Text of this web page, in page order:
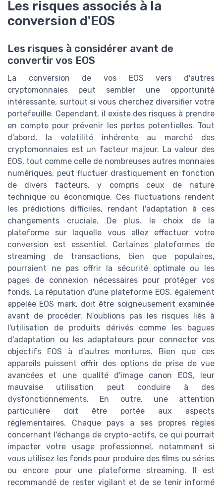
Les risques associés à la
conversion d'EOS
Les risques à considérer avant de
convertir vos EOS
La conversion de vos EOS vers d'autres
cryptomonnaies peut sembler une opportunité
intéressante, surtout si vous cherchez diversifier votre
portefeuille. Cependant, il existe des risques à prendre
en compte pour prévenir les pertes potentielles. Tout
d'abord, la volatilité inhérente au marché des
cryptomonnaies est un facteur majeur. La valeur des
EOS, tout comme celle de nombreuses autres monnaies
numériques, peut fluctuer drastiquement en fonction
de divers facteurs, y compris ceux de nature
technique ou économique. Ces fluctuations rendent
les prédictions difficiles, rendant l'adaptation à ces
changements cruciale. De plus, le choix de la
plateforme sur laquelle vous allez effectuer votre
conversion est essentiel. Certaines plateformes de
streaming de transactions, bien que populaires,
pourraient ne pas offrir la sécurité optimale ou les
pages de connexion nécessaires pour protéger vos
fonds. La réputation d'une plateforme EOS, également
appelée EOS mark, doit être soigneusement examinée
avant de procéder. N'oublions pas les risques liés à
l'utilisation de produits dérivés comme les bagues
d'adaptation ou les adaptateurs pour connecter vos
objectifs EOS à d'autres montures. Bien que ces
appareils puissent offrir des options de prise de vue
avancées et une qualité d'image canon EOS, leur
mauvaise utilisation peut conduire à des
dysfonctionnements. En outre, une attention
particulière doit être portée aux aspects
réglementaires. Chaque pays a ses propres règles
concernant l'échange de crypto-actifs, ce qui pourrait
impacter votre usage professionnel, notamment si
vous utilisez les fonds pour produire des films ou séries
ou encore pour une plateforme streaming. Il est
recommandé de rester vigilant et de se tenir informé